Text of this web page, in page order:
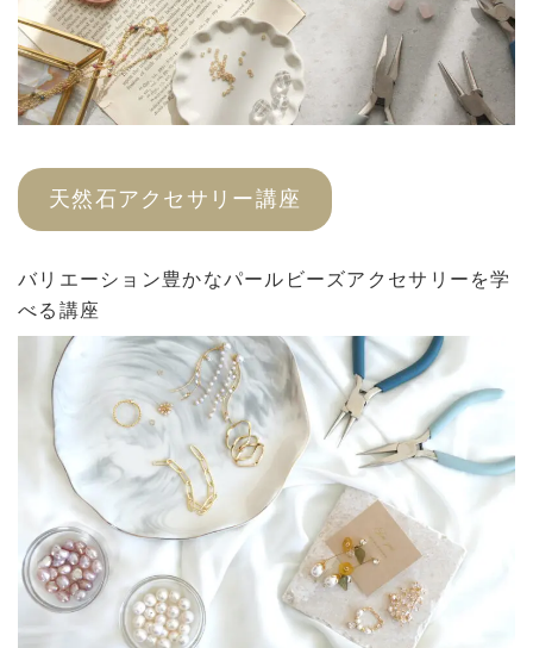
天然石アクセサリー講座
バリエーション豊かなパールビーズアクセサリーを学
べる講座